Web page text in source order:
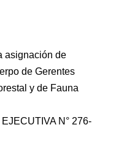
asignación de
de Gerentes
y de Fauna
N° 276-